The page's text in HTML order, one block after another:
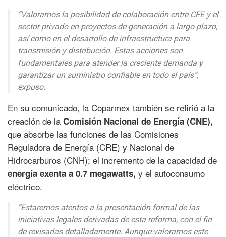
“Valoramos la posibilidad de colaboración entre CFE y el
sector privado en proyectos de generación a largo plazo,
así como en el desarrollo de infraestructura para
transmisión y distribución. Estas acciones son
fundamentales para atender la creciente demanda y
garantizar un suministro confiable en todo el país”,
expuso.
En su comunicado, la Coparmex también se refirió a la
creación de la Comisión Nacional de Energía (CNE),
que absorbe las funciones de las Comisiones
Reguladora de Energía (CRE) y Nacional de
Hidrocarburos (CNH); el incremento de la capacidad de
energía exenta a 0.7 megawatts, y el autoconsumo
eléctrico.
“Estaremos atentos a la presentación formal de las
iniciativas legales derivadas de esta reforma, con el fin
de revisarlas detalladamente. Aunque valoramos este